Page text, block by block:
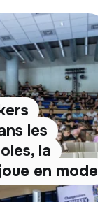
les
la
en mode